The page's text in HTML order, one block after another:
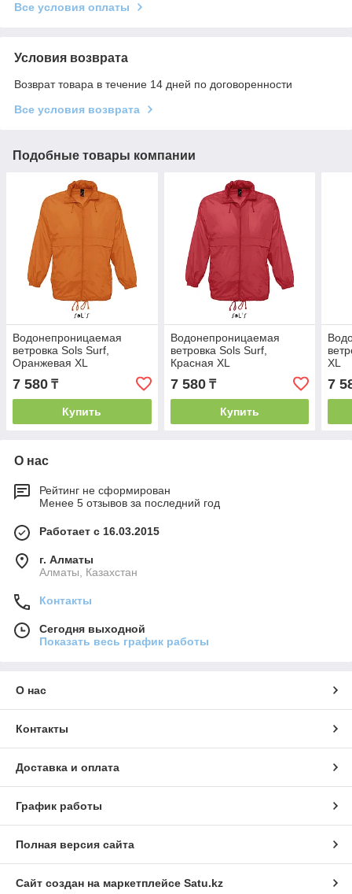
Все условия оплаты
Условия возврата
Возврат товара в течение 14 дней по договоренности
Все условия возврата
Подобные товары компании
Водонепроницаемая
ветровка Sols Surf,
Оранжевая XL
7 580 ₸
Купить
Водонепроницаемая
ветровка Sols Surf,
Красная XL
7 580₸
Купить
XL
7
О нас
Рейтинг не сформирован
Менее 5 отзывов за последний год
Работает с 16.03.2015
г. Алматы
Алматы, Казахстан
Контакты
Сегодня выходной
Показать весь график работы
О нас
Контакты
Доставка и оплата
График работы
Полная версия сайта
Сайт создан на маркетплейсе Satu.kz